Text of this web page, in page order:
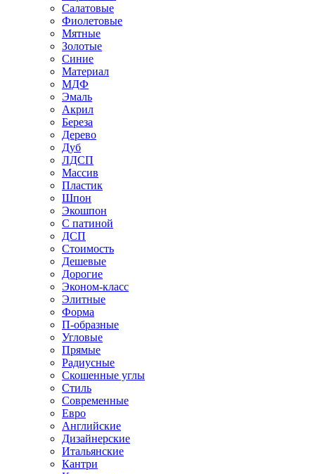
Салатовые
Фиолетовые
Мятные
Золотые
Синие
Материал
МДФ
Эмаль
Акрил
Береза
Дерево
Дуб
ЛДСП
Массив
Пластик
Шпон
Экошпон
С патиной
ДСП
Стоимость
Дешевые
Дорогие
Эконом-класс
Элитные
Форма
П-образные
Угловые
Прямые
Радиусные
Скошенные углы
Стиль
Современные
Евро
Английские
Дизайнерские
Итальянские
Кантри